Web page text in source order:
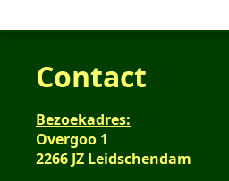
Contact
Bezoekadres:
Overgoo 1
2266 JZ Leidschendam